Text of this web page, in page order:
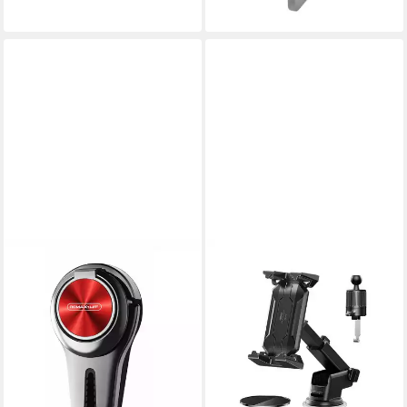
lieferbar - in 4-5 Werktagen bei dir
Smartphone-Halterung KFZ
Lüftungsgitter Handy
Halterung Universal Ständer
12,95 €
lieferbar - in 4-5 Werktagen bei dir